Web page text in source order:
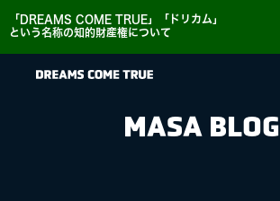
「DREAMS COME TRUE」「ドリカム」
という名称の知的財産権について
MASA BLOG